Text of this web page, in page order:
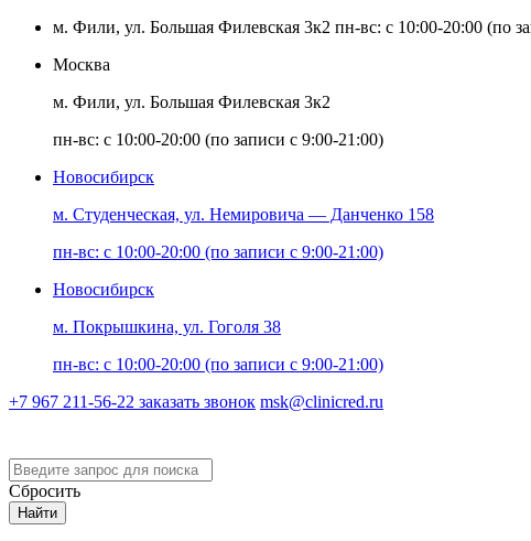
м. Фили, ул. Большая Филевская 3к2 пн-вс: с 10:00-20:00 (по
Москва
м. Фили, ул. Большая Филевская 3к2
пн-вс: с 10:00-20:00 (по записи с 9:00-21:00)
Новосибирск
м. Студенческая, ул. Немировича — Данченко 158
пн-вс: с 10:00-20:00 (по записи с 9:00-21:00)
Новосибирск
м. Покрышкина, ул. Гоголя 38
пн-вс: с 10:00-20:00 (по записи с 9:00-21:00)
+7 967 211-56-22 заказать звонок msk@clinicred.ru
Сбросить
Найти